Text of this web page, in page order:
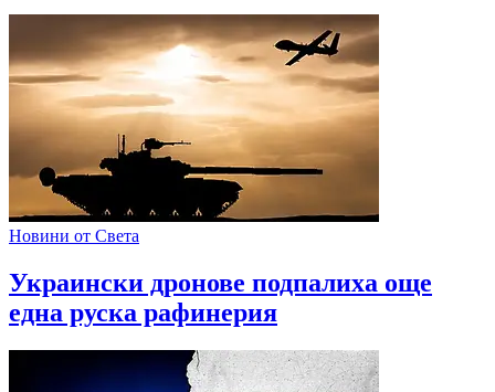
Новини от Света
Украински дронове подпалиха още
една руска рафинерия